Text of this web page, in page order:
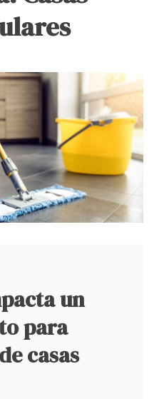
un
para
casas